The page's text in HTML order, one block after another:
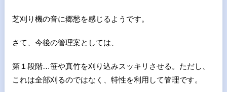
芝刈り機の音に郷愁を感じるようです。
さて、今後の管理案としては、
第１段階…笹や真竹を刈り込みスッキリさせる。ただし、
これは全部刈るのではなく、特性を利用して管理です。